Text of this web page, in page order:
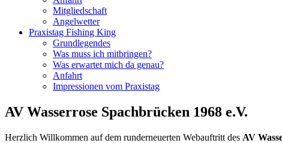
Mitgliedschaft
Angelwetter
Praxistag Fishing King
Grundlegendes
Was muss ich mitbringen?
Was erwartet mich da genau?
Anfahrt
Impressionen vom Praxistag
AV Wasserrose Spachbrücken 1968 e.V.
Herzlich Willkommen auf dem runderneuerten Webauftritt des AV